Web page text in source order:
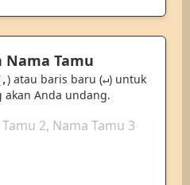
Nama Tamu
,) atau baris baru (↵) untuk
akan Anda undang.